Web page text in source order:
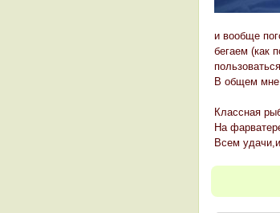
и вообще
бегаем (как
В общем мне
Классная
На
Всем